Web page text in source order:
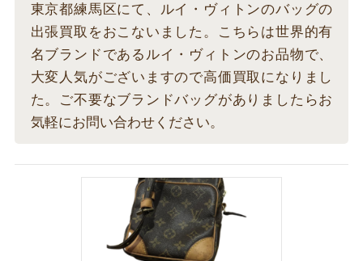
東京都練馬区にて、ルイ・ヴィトンのバッグの
出張買取をおこないました。こちらは世界的有
名ブランドであるルイ・ヴィトンのお品物で、
大変人気がございますので高価買取になりまし
た。ご不要なブランドバッグがありましたらお
気軽にお問い合わせください。